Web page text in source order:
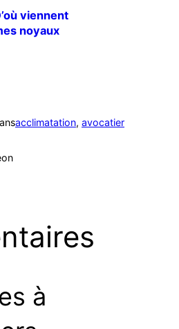
viennent
noyaux
acclimatation, avocatier
à